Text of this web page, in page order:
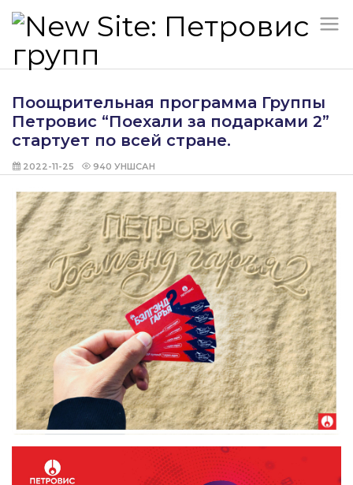
Поощрительная программа Группы
Петровис “Поехали за подарками 2”
стартует по всей стране.
2022-11-25 940 УНШСАН